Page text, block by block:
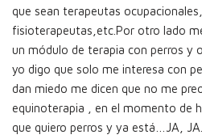
que sean terapeutas
fisioterapeutas,etc.Por otro lado
un módulo de terapia con perros y
yo digo que solo me interesa con
dan miedo me dicen que no me
equinoterapia , en el momento de
que quiero perros y ya está…JA,